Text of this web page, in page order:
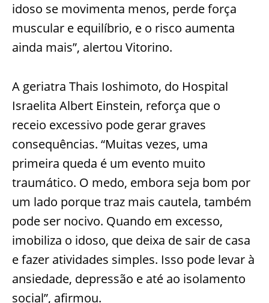
idoso se movimenta menos, perde força
muscular e equilíbrio, e o risco aumenta
ainda mais”, alertou Vitorino.
A geriatra Thais Ioshimoto, do Hospital
Israelita Albert Einstein, reforça que o
receio excessivo pode gerar graves
consequências. “Muitas vezes, uma
primeira queda é um evento muito
traumático. O medo, embora seja bom por
um lado porque traz mais cautela, também
pode ser nocivo. Quando em excesso,
imobiliza o idoso, que deixa de sair de casa
e fazer atividades simples. Isso pode levar à
ansiedade, depressão e até ao isolamento
social”, afirmou.